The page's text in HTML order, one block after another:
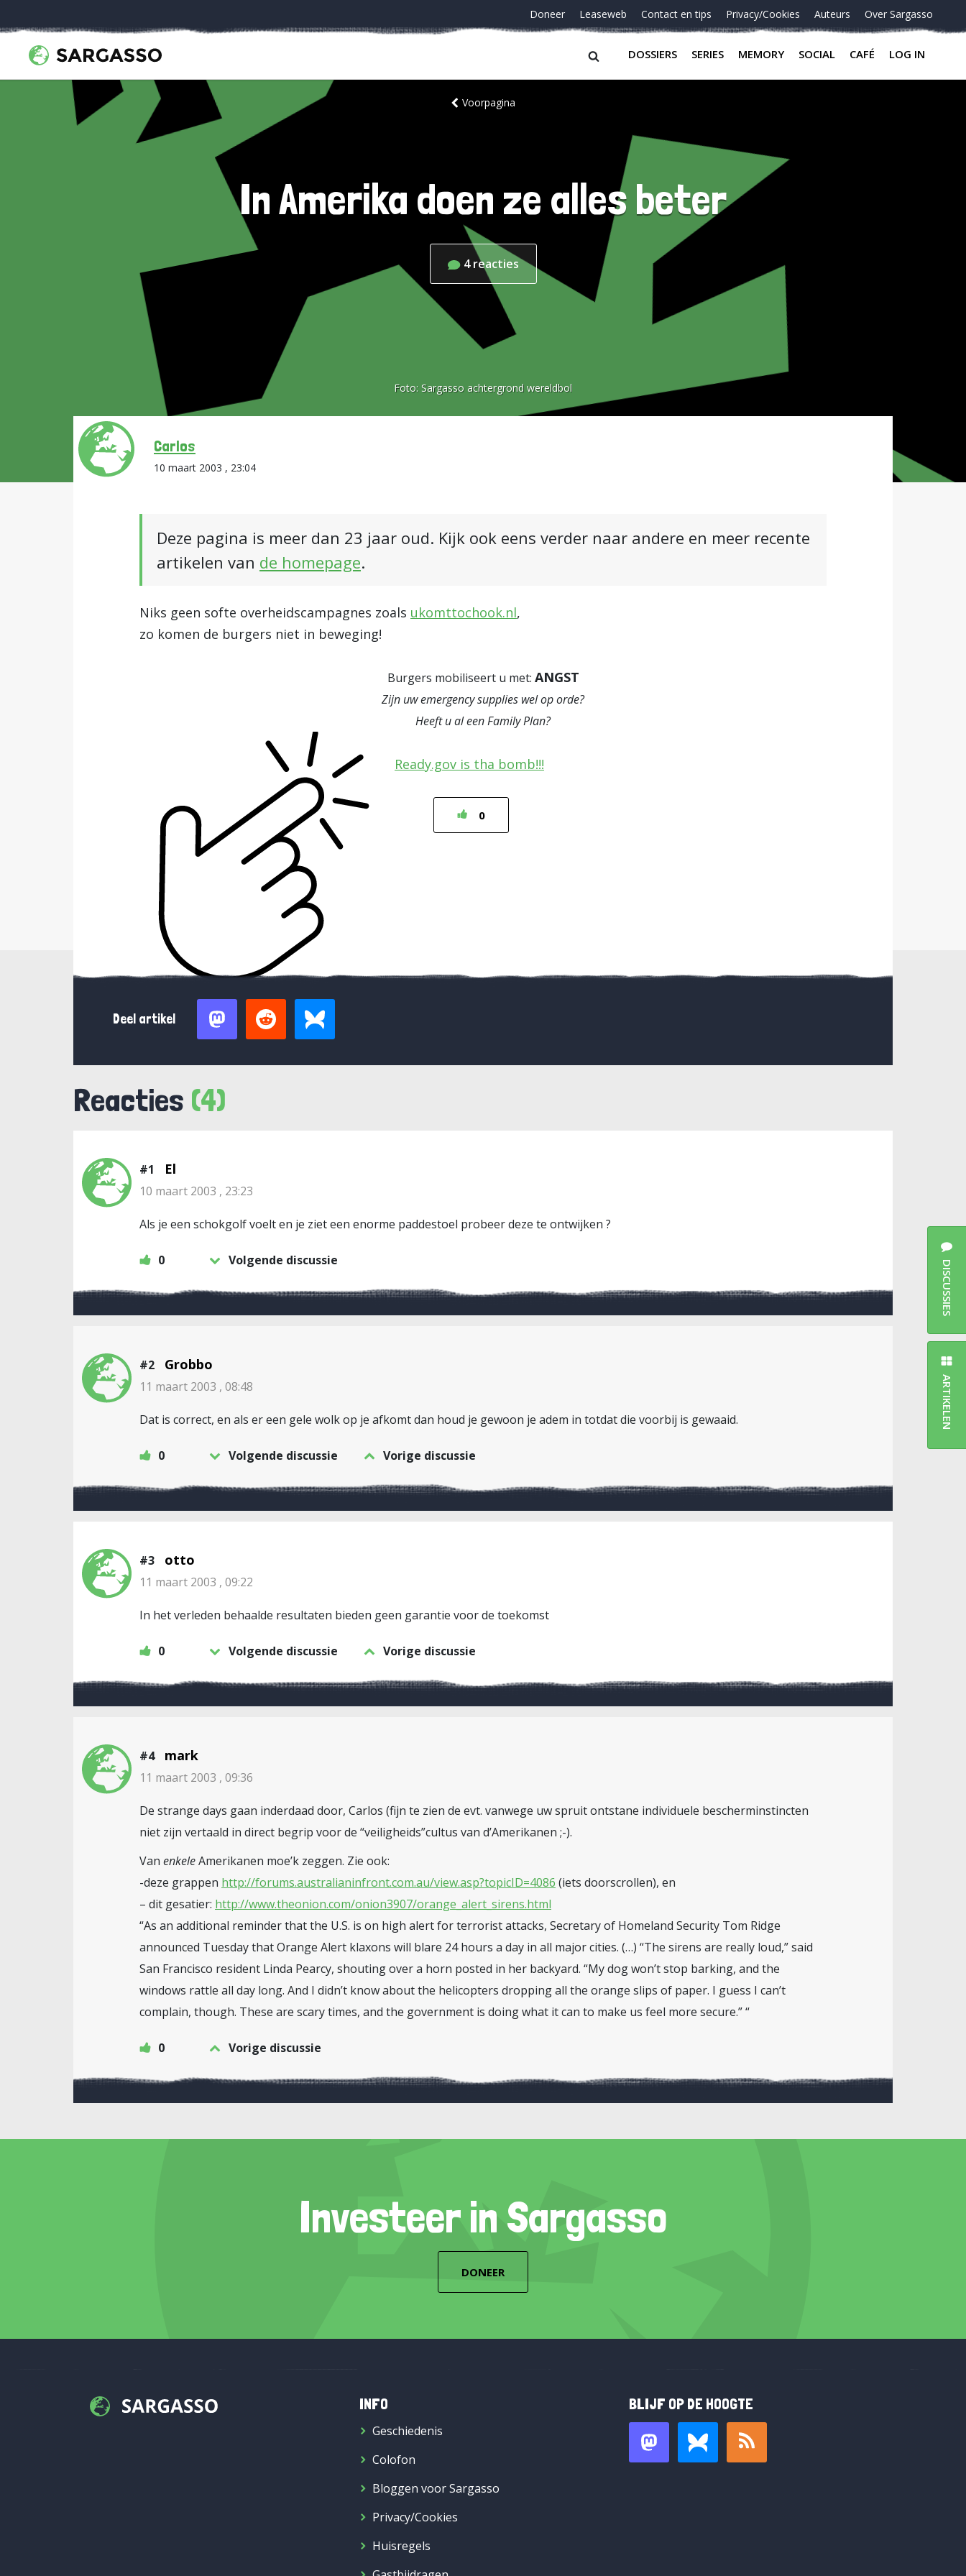
Doneer Leaseweb Contact en tips Privacy/Cookies Auteurs Over Sargasso
DOSSIERS SERIES MEMORY SOCIAL CAFÉ LOG IN
Voorpagina
In Amerika doen ze alles beter
4 reacties
Foto: Sargasso achtergrond wereldbol
Carlos
10 maart 2003 , 23:04
Deze pagina is meer dan 23 jaar oud. Kijk ook eens verder naar andere en meer recente
artikelen van de homepage.
Niks geen softe overheidscampagnes zoals ukomttochook.nl,
zo komen de burgers niet in beweging!
Burgers mobiliseert u met: ANGST
Zijn uwemergency supplies wel op orde?
Heeft u al eenFamily Plan?
Ready.gov is tha bomb!!!
0
Deel artikel
Reacties (4)
#1 El
10 maart 2003 , 23:23
Als je een schokgolf voelt en je ziet een enorme paddestoel probeer deze te ontwijken ?
0 Volgende discussie
#2 Grobbo
11 maart 2003 , 08:48
Dat is correct, en als er een gele wolk op je afkomt dan houd je gewoon je adem in totdat die voorbij is gewaaid.
0 Volgende discussie Vorige discussie
#3 otto
11 maart 2003 , 09:22
In het verleden behaalde resultaten bieden geen garantie voor de toekomst
0 Volgende discussie Vorige discussie
#4 mark
11 maart 2003 , 09:36
De strange days gaan inderdaad door, Carlos (fijn te zien de evt. vanwege uw spruit ontstane individuele bescherminstincten
niet zijn vertaald in direct begrip voor de “veiligheids”cultus van d’Amerikanen ;-).
Van enkeleAmerikanen moe’k zeggen. Zie ook:
-deze grappen http://forums.australianinfront.com.au/view.asp?topicID=4086 (iets doorscrollen), en
– dit gesatier: http://www.theonion.com/onion3907/orange_alert_sirens.html
“As an additional reminder that the U.S. is on high alert for terrorist attacks, Secretary of Homeland Security Tom Ridge
announced Tuesday that Orange Alert klaxons will blare 24 hours a day in all major cities. (…) “The sirens are really loud,” said
San Francisco resident Linda Pearcy, shouting over a horn posted in her backyard. “My dog won’t stop barking, and the
windows rattle all day long. And I didn’t know about the helicopters dropping all the orange slips of paper. I guess I can’t
complain, though. These are scary times, and the government is doing what it can to make us feel more secure.” “
0 Vorige discussie
Investeer in Sargasso
DONEER
INFO
Geschiedenis
Colofon
Bloggen voor Sargasso
Privacy/Cookies
Huisregels
BLIJF OP DE HOOGTE
DISCUSSIES
ARTIKELEN